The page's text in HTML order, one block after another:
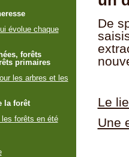
De
Le
Une
évolue chaque
forêts
primaires
les arbres et les
la forêt
forêts en été